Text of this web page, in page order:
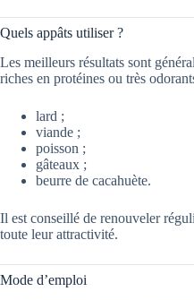
Quels appâts utiliser ?
Les meilleurs résultats sont
riches en protéines ou très
lard ;
viande ;
poisson ;
gâteaux ;
beurre de cacahuète.
Il est conseillé de renouveler
toute leur attractivité.
Mode d’emploi